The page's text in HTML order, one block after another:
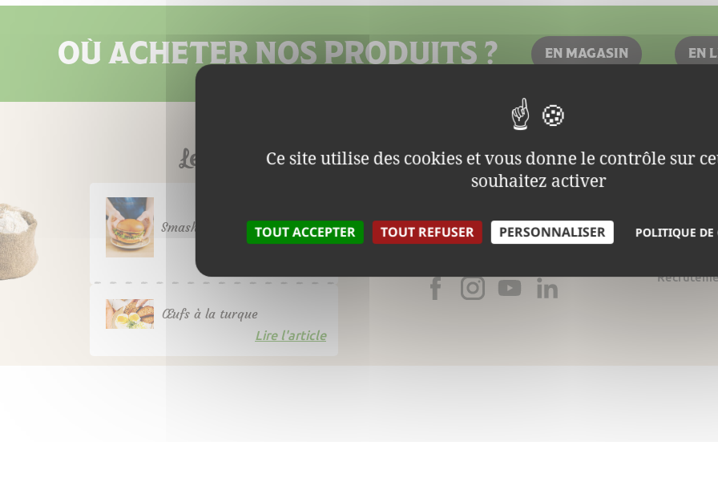
OÙ ACHETER NOS PRODUITS ? EN MAGASIN EN
Le Blog
Smashed burger
Œufs à la turque
Lire l'article
SUR LES RÉSEAUX SOCIAUX
Biofournil
Ce site utilise des cookies et vous donne le contrôle sur
souhaitez activer
TOUT ACCEPTER TOUT REFUSER PERSONNALISER POLITIQUE